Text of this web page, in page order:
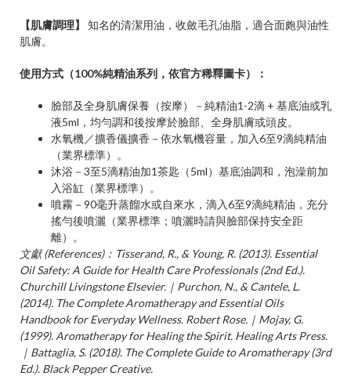
【肌膚調理】
知名的清潔用油，收斂毛孔油脂，適合面皰與油性
肌膚。
使用方式（100%純精油系列，依官方稀釋圖卡）：
臉部及全身肌膚保養（按摩）－純精油1-2滴 + 基底油或乳
液5ml，均勻調和後按摩於臉部、全身肌膚或頭皮。
水氧機／擴香儀擴香－依水氧機容量，加入6至9滴純精油
（業界標準）。
沐浴－3至5滴精油加1茶匙（5ml）基底油調和，泡澡前加
入浴缸（業界標準）。
噴霧－90毫升蒸餾水或自來水，滴入6至9滴純精油，充分
搖勻後噴灑（業界標準；噴灑時請與臉部保持安全距
離）。
文獻 (References)：Tisserand, R., & Young, R. (2013). Essential
Oil Safety: A Guide for Health Care Professionals (2nd Ed.).
Churchill Livingstone Elsevier.｜Purchon, N., & Cantele, L.
(2014). The Complete Aromatherapy and Essential Oils
Handbook for Everyday Wellness. Robert Rose.｜Mojay, G.
(1999). Aromatherapy for Healing the Spirit. Healing Arts Press.
｜Battaglia, S. (2018). The Complete Guide to Aromatherapy (3rd
Ed.). Black Pepper Creative.